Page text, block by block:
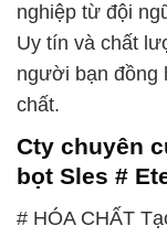
nghiệp từ đội
Uy tín và chất
người bạn đồng
chất.
Cty chuyên
bọt Sles #
# HÓA CHẤT